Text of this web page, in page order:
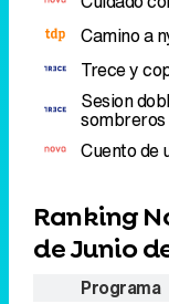
Camino a
Trece y
Sesion
sombreros
Cuento de
Ranking
de Junio
Programa